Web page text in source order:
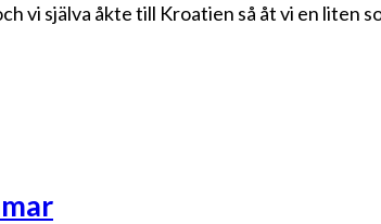
vi själva åkte till Kroatien så åt vi en liten